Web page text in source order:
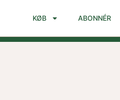
KØB ABONNÉR